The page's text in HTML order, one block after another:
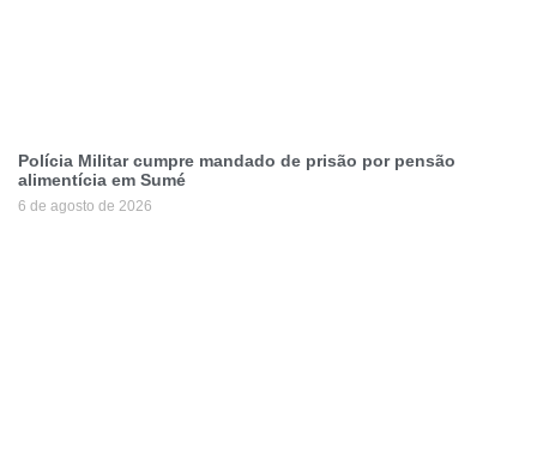
Polícia Militar cumpre mandado de prisão por pensão
alimentícia em Sumé
6 de agosto de 2026